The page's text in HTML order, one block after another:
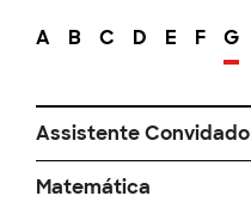
A B C D E F G
Assistente Convidado
Matemática